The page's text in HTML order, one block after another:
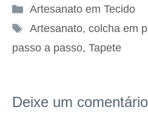
Categorias
Artesanato em Tecido
Tags
Artesanato, colcha em
passo a passo, Tapete
Deixe um comentário